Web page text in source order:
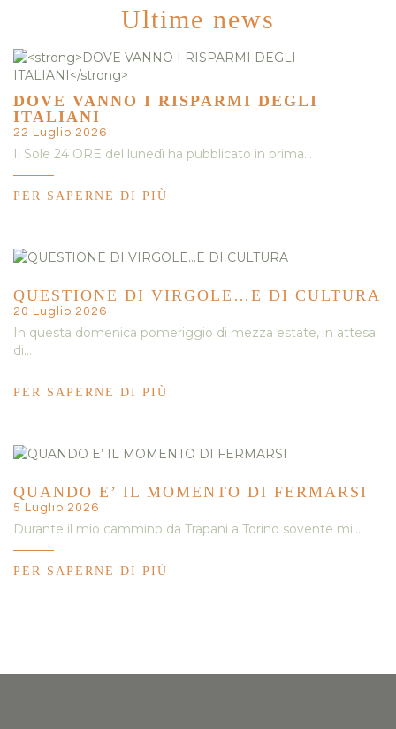
Ultime news
DOVE VANNO I RISPARMI DEGLI
ITALIANI
22 Luglio 2026
Il Sole 24 ORE del lunedì ha pubblicato in prima…
PER SAPERNE DI PIÙ
QUESTIONE DI VIRGOLE…E DI CULTURA
20 Luglio 2026
In questa domenica pomeriggio di mezza estate, in attesa
di…
PER SAPERNE DI PIÙ
QUANDO E’ IL MOMENTO DI FERMARSI
5 Luglio 2026
Durante il mio cammino da Trapani a Torino sovente mi…
PER SAPERNE DI PIÙ